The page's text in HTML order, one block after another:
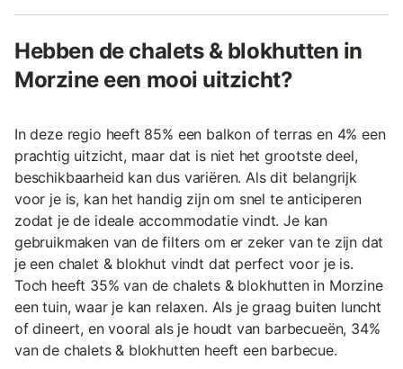
Hebben de chalets & blokhutten in
Morzine een mooi uitzicht?
In deze regio heeft 85% een balkon of terras en 4% een
prachtig uitzicht, maar dat is niet het grootste deel,
beschikbaarheid kan dus variëren. Als dit belangrijk
voor je is, kan het handig zijn om snel te anticiperen
zodat je de ideale accommodatie vindt. Je kan
gebruikmaken van de filters om er zeker van te zijn dat
je een chalet & blokhut vindt dat perfect voor je is.
Toch heeft 35% van de chalets & blokhutten in Morzine
een tuin, waar je kan relaxen. Als je graag buiten luncht
of dineert, en vooral als je houdt van barbecueën, 34%
van de chalets & blokhutten heeft een barbecue.